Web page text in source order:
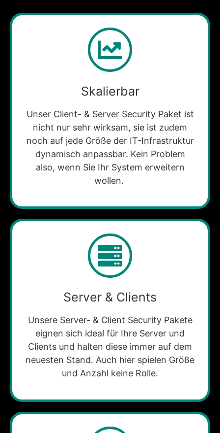
Skalierbar
Unser Client- & Server Security Paket ist
nicht nur sehr wirksam, sie ist zudem
noch auf jede Größe der IT-Infrastruktur
dynamisch anpassbar. Kein Problem
also, wenn Sie Ihr System erweitern
wollen.
Server & Clients
Unsere Server- & Client Security Pakete
eignen sich ideal für Ihre Server und
Clients und halten diese immer auf dem
neuesten Stand. Auch hier spielen Größe
und Anzahl keine Rolle.